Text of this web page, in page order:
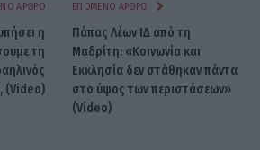
ΆΡΘΡΟ
η
τη
(Video)
ΕΠΌΜΕΝΟ ΆΡΘΡΟ
Πάπας Λέων ΙΔ΄ από τη
Μαδρίτη: «Κοινωνία και
Εκκλησία δεν στάθηκαν πάντα
στο ύψος των περιστάσεων»
(Video)